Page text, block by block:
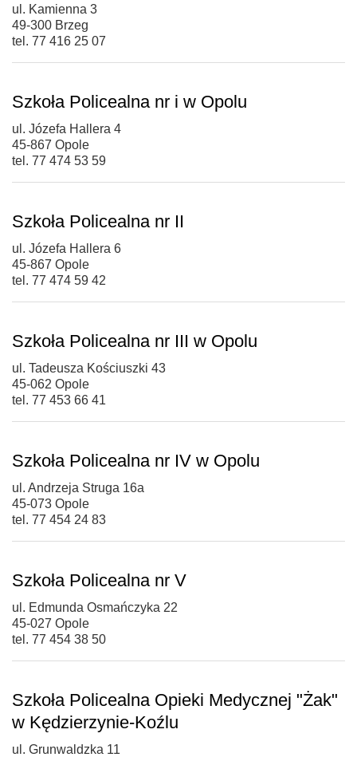
ul. Kamienna 3
49-300 Brzeg
tel. 77 416 25 07
Szkoła Policealna nr i w Opolu
ul. Józefa Hallera 4
45-867 Opole
tel. 77 474 53 59
Szkoła Policealna nr II
ul. Józefa Hallera 6
45-867 Opole
tel. 77 474 59 42
Szkoła Policealna nr III w Opolu
ul. Tadeusza Kościuszki 43
45-062 Opole
tel. 77 453 66 41
Szkoła Policealna nr IV w Opolu
ul. Andrzeja Struga 16a
45-073 Opole
tel. 77 454 24 83
Szkoła Policealna nr V
ul. Edmunda Osmańczyka 22
45-027 Opole
tel. 77 454 38 50
Szkoła Policealna Opieki Medycznej "Żak"
w Kędzierzynie-Koźlu
ul. Grunwaldzka 11